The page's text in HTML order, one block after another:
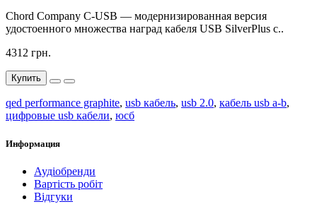
Chord Company C-USB — модернизированная версия
удостоенного множества наград кабеля USB SilverPlus с..
4312 грн.
Купить
qed performance graphite, usb кабель, usb 2.0, кабель usb a-b,
цифровые usb кабели, юсб
Информация
Аудіобренди
Вартість робіт
Відгуки